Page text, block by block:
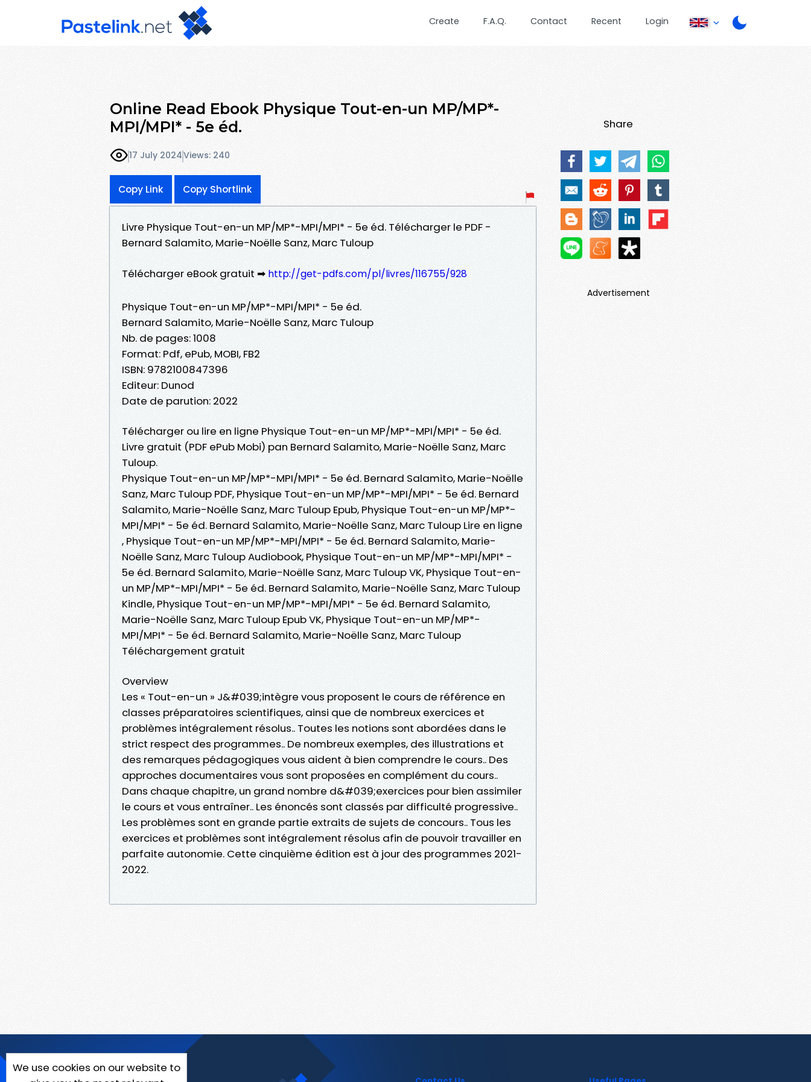
Create F.A.Q. Contact Recent Login
Online Read Ebook Physique Tout-en-un MP/MP*-
MPI/MPI* - 5e éd.
17 July 2024Views: 240
Copy Link Copy Shortlink
Livre Physique Tout-en-un MP/MP*-MPI/MPI* - 5e éd. Télécharger le PDF -
Bernard Salamito, Marie-Noëlle Sanz, Marc Tuloup
Télécharger eBook gratuit ➡ http://get-pdfs.com/pl/livres/116755/928
Physique Tout-en-un MP/MP*-MPI/MPI* - 5e éd.
Bernard Salamito, Marie-Noëlle Sanz, Marc Tuloup
Nb. de pages: 1008
Format: Pdf, ePub, MOBI, FB2
ISBN: 9782100847396
Editeur: Dunod
Date de parution: 2022
Télécharger ou lire en ligne Physique Tout-en-un MP/MP*-MPI/MPI* - 5e éd.
Livre gratuit (PDF ePub Mobi) pan Bernard Salamito, Marie-Noëlle Sanz, Marc
Tuloup.
Physique Tout-en-un MP/MP*-MPI/MPI* - 5e éd. Bernard Salamito, Marie-Noëlle
Sanz, Marc Tuloup PDF, Physique Tout-en-un MP/MP*-MPI/MPI* - 5e éd. Bernard
Salamito, Marie-Noëlle Sanz, Marc Tuloup Epub, Physique Tout-en-un MP/MP*-
MPI/MPI* - 5e éd. Bernard Salamito, Marie-Noëlle Sanz, Marc Tuloup Lire en ligne
, Physique Tout-en-un MP/MP*-MPI/MPI* - 5e éd. Bernard Salamito, Marie-
Noëlle Sanz, Marc Tuloup Audiobook, Physique Tout-en-un MP/MP*-MPI/MPI* -
5e éd. Bernard Salamito, Marie-Noëlle Sanz, Marc Tuloup VK, Physique Tout-en-
un MP/MP*-MPI/MPI* - 5e éd. Bernard Salamito, Marie-Noëlle Sanz, Marc Tuloup
Kindle, Physique Tout-en-un MP/MP*-MPI/MPI* - 5e éd. Bernard Salamito,
Marie-Noëlle Sanz, Marc Tuloup Epub VK, Physique Tout-en-un MP/MP*-
MPI/MPI* - 5e éd. Bernard Salamito, Marie-Noëlle Sanz, Marc Tuloup
Téléchargement gratuit
Overview
Les « Tout-en-un » J&#039;intègre vous proposent le cours de référence en
classes préparatoires scientifiques, ainsi que de nombreux exercices et
problèmes intégralement résolus.. Toutes les notions sont abordées dans le
strict respect des programmes.. De nombreux exemples, des illustrations et
des remarques pédagogiques vous aident à bien comprendre le cours.. Des
approches documentaires vous sont proposées en complément du cours..
Dans chaque chapitre, un grand nombre d&#039;exercices pour bien assimiler
le cours et vous entraîner.. Les énoncés sont classés par difficulté progressive..
Les problèmes sont en grande partie extraits de sujets de concours.. Tous les
exercices et problèmes sont intégralement résolus afin de pouvoir travailler en
parfaite autonomie. Cette cinquième édition est à jour des programmes 2021-
2022.
Share
Advertisement
We use cookies on our website to